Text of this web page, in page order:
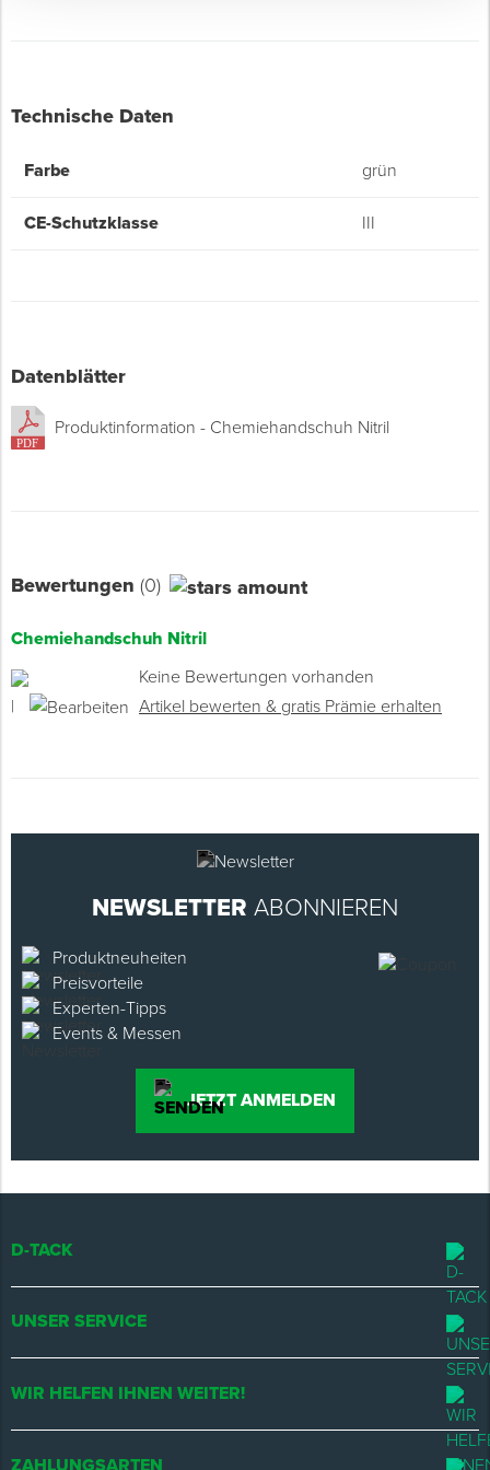
Technische Daten
Farbe grün
CE-Schutzklasse III
Datenblätter
Produktinformation - Chemiehandschuh Nitril
Bewertungen (0)
Chemiehandschuh Nitril
Keine Bewertungen vorhanden
|
Artikel bewerten & gratis Prämie erhalten
NEWSLETTER ABONNIEREN
Produktneuheiten
Preisvorteile
Experten-Tipps
Events & Messen
JETZT ANMELDEN
D-TACK
UNSER SERVICE
WIR HELFEN IHNEN WEITER!
ZAHLUNGSARTEN